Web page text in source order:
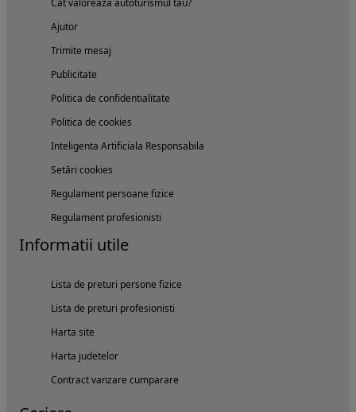
Ajutor
Trimite mesaj
Publicitate
Politica de confidentialitate
Politica de cookies
Inteligenta Artificiala Responsabila
Setări cookies
Regulament persoane fizice
Regulament profesionisti
Informatii utile
Lista de preturi persone fizice
Lista de preturi profesionisti
Harta site
Harta judetelor
Contract vanzare cumparare